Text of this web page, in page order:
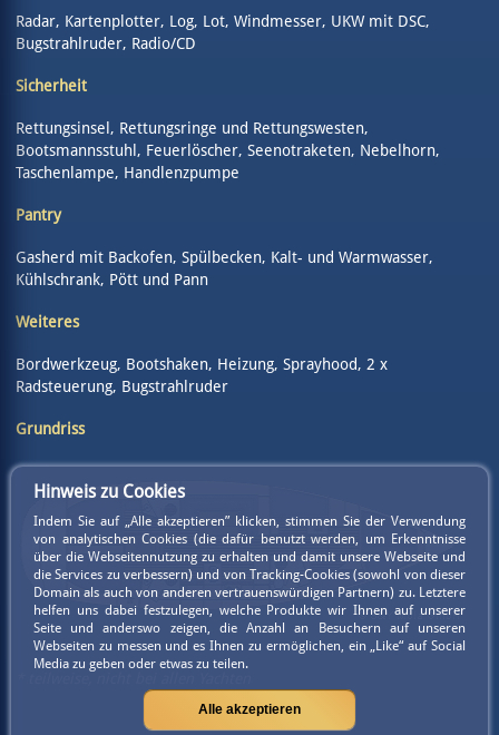
Radar, Kartenplotter, Log, Lot, Windmesser, UKW mit DSC,
Bugstrahlruder, Radio/CD
Sicherheit
Rettungsinsel, Rettungsringe und Rettungswesten,
Bootsmannsstuhl, Feuerlöscher, Seenotraketen, Nebelhorn,
Taschenlampe, Handlenzpumpe
Pantry
Gasherd mit Backofen, Spülbecken, Kalt- und Warmwasser,
Kühlschrank, Pött und Pann
Weiteres
Bordwerkzeug, Bootshaken, Heizung, Sprayhood, 2 x
Radsteuerung, Bugstrahlruder
Grundriss
Hinweis zu Cookies
Indem Sie auf „Alle akzeptieren” klicken, stimmen Sie der Verwendung
von analytischen Cookies (die dafür benutzt werden, um Erkenntnisse
über die Webseitennutzung zu erhalten und damit unsere Webseite und
die Services zu verbessern) und von Tracking-Cookies (sowohl von dieser
Domain als auch von anderen vertrauenswürdigen Partnern) zu. Letztere
helfen uns dabei festzulegen, welche Produkte wir Ihnen auf unserer
Seite und anderswo zeigen, die Anzahl an Besuchern auf unseren
Webseiten zu messen und es Ihnen zu ermöglichen, ein „Like“ auf Social
Media zu geben oder etwas zu teilen.
Alle akzeptieren